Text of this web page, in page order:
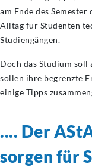
am Ende des
Alltag für Studenten
Studiengängen.
Doch das Studium soll
sollen ihre begrenzte
einige Tipps
.... Der
sorgen für